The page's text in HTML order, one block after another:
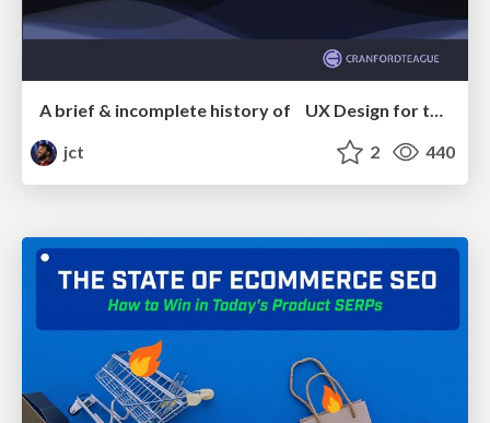
A brief & incomplete history of UX Design for the World Wide Web: 1989–2019
jct
2 440